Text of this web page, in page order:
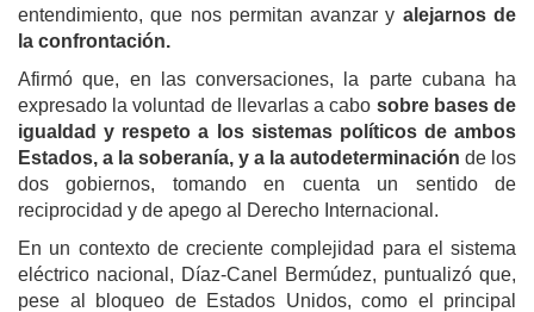
entendimiento, que nos permitan avanzar y alejarnos de
la confrontación.
Afirmó que, en las conversaciones, la parte cubana ha
expresado la voluntad de llevarlas a cabo sobre bases de
igualdad y respeto a los sistemas políticos de ambos
Estados, a la soberanía, y a la autodeterminación de los
dos gobiernos, tomando en cuenta un sentido de
reciprocidad y de apego al Derecho Internacional.
En un contexto de creciente complejidad para el sistema
eléctrico nacional, Díaz-Canel Bermúdez, puntualizó que,
pese al bloqueo de Estados Unidos, como el principal